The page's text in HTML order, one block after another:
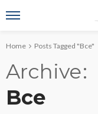
Home Posts Tagged "Bce"
Archive
Bce